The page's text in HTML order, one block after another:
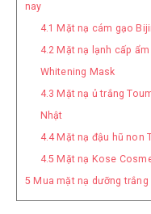
nay
4.1 Mặt nạ cám gạo
4.2 Mặt nạ lạnh cấp
Whitening Mask
4.3 Mặt nạ ủ trắng
Nhật
4.4Mặt nạ đậu hũ non
4.5 Mặt nạ Kose
5 Mua mặt nạ dưỡng